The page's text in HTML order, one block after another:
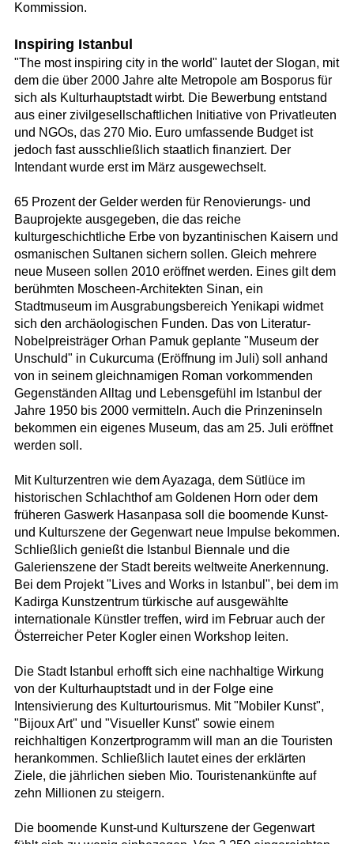
Kommission.
Inspiring Istanbul
"The most inspiring city in the world" lautet der Slogan, mit
dem die über 2000 Jahre alte Metropole am Bosporus für
sich als Kulturhauptstadt wirbt. Die Bewerbung entstand
aus einer zivilgesellschaftlichen Initiative von Privatleuten
und NGOs, das 270 Mio. Euro umfassende Budget ist
jedoch fast ausschließlich staatlich finanziert. Der
Intendant wurde erst im März ausgewechselt.
65 Prozent der Gelder werden für Renovierungs- und
Bauprojekte ausgegeben, die das reiche
kulturgeschichtliche Erbe von byzantinischen Kaisern und
osmanischen Sultanen sichern sollen. Gleich mehrere
neue Museen sollen 2010 eröffnet werden. Eines gilt dem
berühmten Moscheen-Architekten Sinan, ein
Stadtmuseum im Ausgrabungsbereich Yenikapi widmet
sich den archäologischen Funden. Das von Literatur-
Nobelpreisträger Orhan Pamuk geplante "Museum der
Unschuld" in Cukurcuma (Eröffnung im Juli) soll anhand
von in seinem gleichnamigen Roman vorkommenden
Gegenständen Alltag und Lebensgefühl im Istanbul der
Jahre 1950 bis 2000 vermitteln. Auch die Prinzeninseln
bekommen ein eigenes Museum, das am 25. Juli eröffnet
werden soll.
Mit Kulturzentren wie dem Ayazaga, dem Sütlüce im
historischen Schlachthof am Goldenen Horn oder dem
früheren Gaswerk Hasanpasa soll die boomende Kunst-
und Kulturszene der Gegenwart neue Impulse bekommen.
Schließlich genießt die Istanbul Biennale und die
Galerienszene der Stadt bereits weltweite Anerkennung.
Bei dem Projekt "Lives and Works in Istanbul", bei dem im
Kadirga Kunstzentrum türkische auf ausgewählte
internationale Künstler treffen, wird im Februar auch der
Österreicher Peter Kogler einen Workshop leiten.
Die Stadt Istanbul erhofft sich eine nachhaltige Wirkung
von der Kulturhauptstadt und in der Folge eine
Intensivierung des Kulturtourismus. Mit "Mobiler Kunst",
"Bijoux Art" und "Visueller Kunst" sowie einem
reichhaltigen Konzertprogramm will man an die Touristen
herankommen. Schließlich lautet eines der erklärten
Ziele, die jährlichen sieben Mio. Touristenankünfte auf
zehn Millionen zu steigern.
Die boomende Kunst-und Kulturszene der Gegenwart